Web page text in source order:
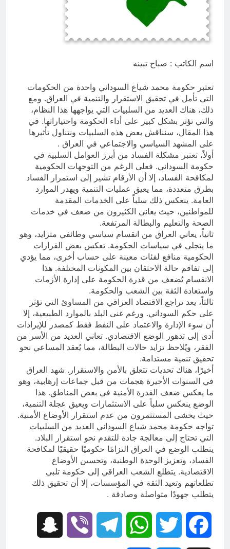
وأسلحتهم ود الذين كفروا لو تغفلون عن
13 ساعة Ago
مقترح داعية الميدان للتعريف بتعاليم
وأحكام الشرائع والأديان
اسم الكاتب : صباح تبينه
تعتبر حكومة محمد شياع السوداني واحدة من الحكومات
التي تأمل في تحقيق الاستقرار والتنمية في العراق. ومع
ذلك، هناك العديد من السلبيات التي يواجهها هذا النظام،
والتي تؤثر بشكل كبير على أداء الحكومة واختياراتها. في
هذا المقال، سنناقش بعض هذه السلبيات ونتناول تأثيرها
على المشهد السياسي والاجتماعي في العراق .
أولاً، تعتبر مشكلة الفساد من أبرز العوامل السلبية في
حكومة السوداني. فعلى الرغم من التوجهات الحكومية
لمكافحة الفساد، إلا أن الأرقام تشير إلى استمرار الفساد
بطرق متعددة، مما يعيق عمليات التنمية ويهدر الموارد
العامة. ينعكس ذلك سلباً على الخدمات المقدمة
للمواطنين، حيث يعاني الكثيرون من ضعف في خدمات
الصحة والتعليم والبطالة المرتفعة.
ثانياً، يعاني العراق من انقسام سياسي وطائفي متزايد، وهو
ما يتجلى في سياسات الحكومة. تعكس بعض القرارات
الحكومية منافع لفئات معينة على حساب أخرى، مما يؤدي
إلى تفاقم حالة الاحتقان بين المكونات المختلفة. هذا
الانقسام يُضعف من قدرة الحكومة على إدارة الأزمات
واستعادة الثقة بين الشعب والحكومة.
ثالثاً، يعد تراجع الاقتصاد العراقي من المساوئ التي تؤثر
على حكم السوداني. ورغم غنى البلد بالموارد الطبيعية، إلا
أن سوء الإدارة والاعتماد على النفط فقط كمصدر للإيرادات
أدى إلى تدهور الوضع الاقتصادي. تعاني العديد من الأسر من
الفقر، ويُلاحظ تزايد حالات البطالة، مما يُعقد المساعي نحو
تحقيق تنمية مستدامة.
أخيرًا، هناك تحديات تتعلق بالأمن والاستقرار. شهد العراق
في السنوات الأخيرة هجمات من قبل جماعات إرهابية، وهو
ما يعكس ضعف القدرة الأمنية في بعض المناطق. هذا
الوضع ينعكس سلباً على الاستثمارات ويعيق عجلة التنمية،
حيث يخشى المستثمرون من عدم استقرار الأوضاع الأمنية.
تواجه حكومة محمد شياع السوداني العديد من السلبيات
التي تحتاج إلى معالجة جادة للتقدم نحو استقرار البلاد.
يتطلب الوضع في العراق التزامًا حكوميًا حقيقيًا لمكافحة
الفساد، وتعزيز الوحدة الوطنية، وتحسين الأوضاع
الاقتصادية. يتطلع الشعب العراقي إلى حكومة تلبي
تطلعاتهم وتعيد الثقة في المؤسسات، إلا أن تحقيق ذلك
يتطلب جهودًا متواصلة وصادقة .
Facebook
Twitter
WhatsApp
Telegram
Viber